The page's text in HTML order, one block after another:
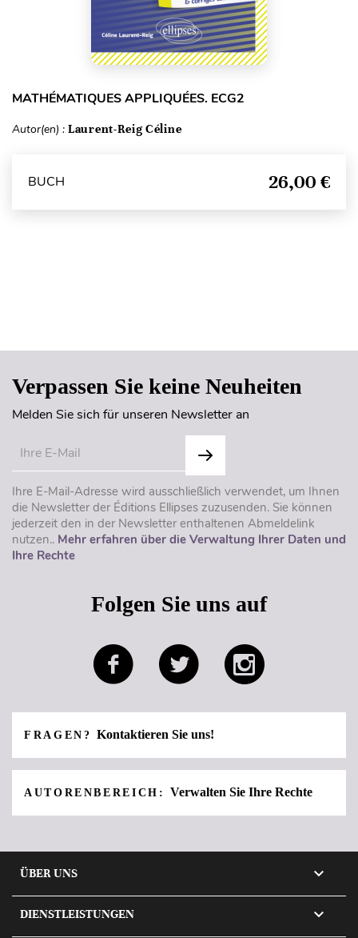
MATHÉMATIQUES APPLIQUÉES. ECG2
Autor(en) : Laurent-Reig Céline
BUCH 26,00 €
Verpassen Sie keine Neuheiten
Melden Sie sich für unseren Newsletter an
Ihre E-Mail-Adresse wird ausschließlich verwendet, um Ihnen
die Newsletter der Éditions Ellipses zuzusenden. Sie können
jederzeit den in der Newsletter enthaltenen Abmeldelink
nutzen.. Mehr erfahren über die Verwaltung Ihrer Daten und
Ihre Rechte
Folgen Sie uns auf
FRAGEN?Kontaktieren Sie uns!
AUTORENBEREICH:Verwalten Sie Ihre Rechte
ÜBER UNS 
DIENSTLEISTUNGEN 